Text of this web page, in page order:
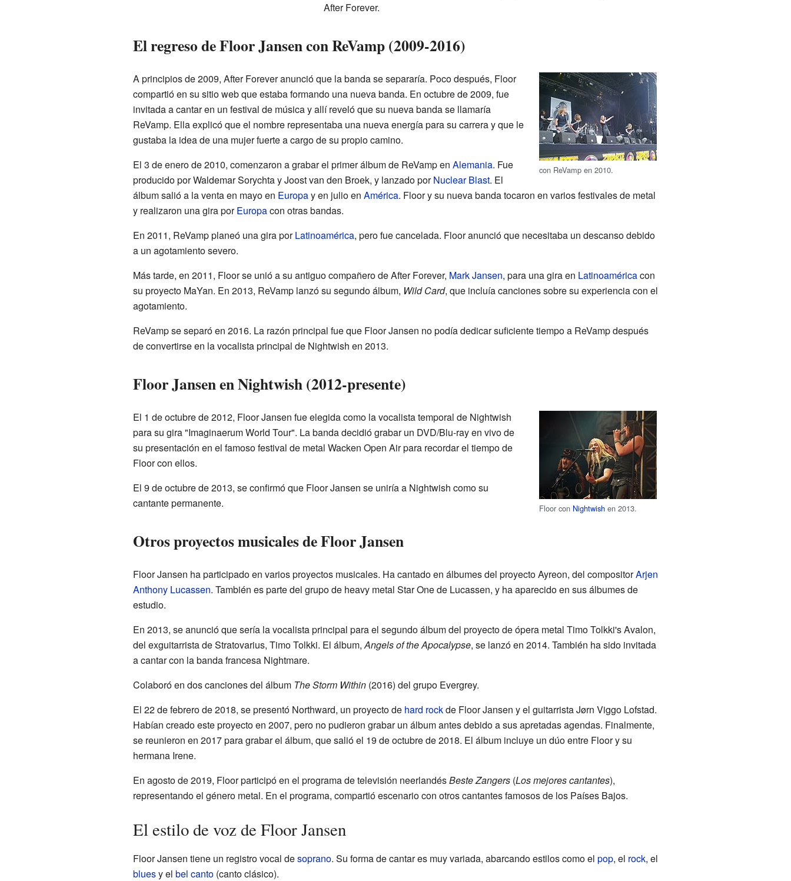
After Forever.
El regreso de Floor Jansen con ReVamp (2009-2016)
con ReVamp en 2010.
A principios de 2009, After Forever anunció que la banda se separaría. Poco después, Floor
compartió en su sitio web que estaba formando una nueva banda. En octubre de 2009, fue
invitada a cantar en un festival de música y allí reveló que su nueva banda se llamaría
ReVamp. Ella explicó que el nombre representaba una nueva energía para su carrera y que le
gustaba la idea de una mujer fuerte a cargo de su propio camino.
El 3 de enero de 2010, comenzaron a grabar el primer álbum de ReVamp en Alemania. Fue
producido por Waldemar Sorychta y Joost van den Broek, y lanzado porNuclear Blast. El
álbum salió a la venta en mayo en Europay en julio en América. Floor y su nueva banda tocaron en varios festivales de metal
y realizaron una gira porEuropacon otras bandas.
En 2011, ReVamp planeó una gira porLatinoamérica, pero fue cancelada. Floor anunció que necesitaba un descanso debido
a un agotamiento severo.
Más tarde, en 2011, Floor se unió a su antiguo compañero de After Forever, Mark Jansen, para una gira en Latinoaméricacon
su proyecto MaYan. En 2013, ReVamp lanzó su segundo álbum, Wild Card, que incluía canciones sobre su experiencia con el
agotamiento.
ReVamp se separó en 2016. La razón principal fue que Floor Jansen no podía dedicar suficiente tiempo a ReVamp después
de convertirse en la vocalista principal de Nightwish en 2013.
Floor Jansen en Nightwish (2012-presente)
Floor con Nightwish en 2013.
El 1 de octubre de 2012, Floor Jansen fue elegida como la vocalista temporal de Nightwish
para su gira "Imaginaerum World Tour". La banda decidió grabar un DVD/Blu-ray en vivo de
su presentación en el famoso festival de metal Wacken Open Air para recordar el tiempo de
Floor con ellos.
El 9 de octubre de 2013, se confirmó que Floor Jansen se uniría a Nightwish como su
cantante permanente.
Otros proyectos musicales de Floor Jansen
Floor Jansen ha participado en varios proyectos musicales. Ha cantado en álbumes del proyecto Ayreon, del compositorArjen
Anthony Lucassen. También es parte del grupo de heavy metal Star One de Lucassen, y ha aparecido en sus álbumes de
estudio.
En 2013, se anunció que sería la vocalista principal para el segundo álbum del proyecto de ópera metal Timo Tolkki's Avalon,
del exguitarrista de Stratovarius, Timo Tolkki. El álbum,Angels of the Apocalypse, se lanzó en 2014. También ha sido invitada
a cantar con la banda francesa Nightmare.
Colaboró en dos canciones del álbum The Storm Within(2016) del grupo Evergrey.
El 22 de febrero de 2018, se presentó Northward, un proyecto de hard rockde Floor Jansen y el guitarrista Jørn Viggo Lofstad.
Habían creado este proyecto en 2007, pero no pudieron grabar un álbum antes debido a sus apretadas agendas. Finalmente,
se reunieron en 2017 para grabar el álbum, que salió el 19 de octubre de 2018. El álbum incluye un dúo entre Floor y su
hermana Irene.
En agosto de 2019, Floor participó en el programa de televisión neerlandésBeste Zangers(Los mejores cantantes),
representando el género metal. En el programa, compartió escenario con otros cantantes famosos de los Países Bajos.
El estilo de voz de Floor Jansen
Floor Jansen tiene un registro vocal desoprano. Su forma de cantar es muy variada, abarcando estilos como el pop, el rock, el
bluesy el bel canto(canto clásico).